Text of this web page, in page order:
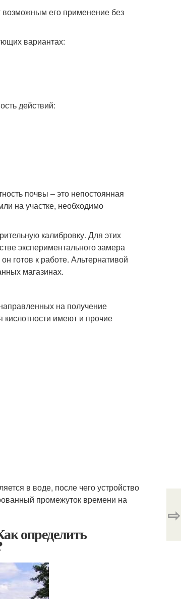
возможным его применение без
вариантах:
действий:
почвы – это непостоянная
на участке, необходимо
калибровку. Для этих
экспериментального замера
готов к работе. Альтернативой
магазинах.
на получение
кислотности имеют и прочие
в воде, после чего устройство
промежуток времени на
определить
⇨